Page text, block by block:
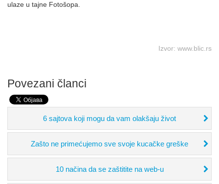
ulaze u tajne Fotošopa.
Izvor: www.blic.rs
Povezani članci
6 sajtova koji mogu da vam olakšaju život
Zašto ne primećujemo sve svoje kucačke greške
10 načina da se zaštitite na web-u